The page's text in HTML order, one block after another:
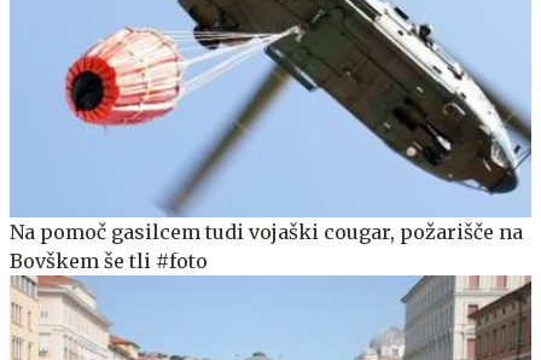
Na pomoč gasilcem tudi vojaški cougar, požarišče na
Bovškem še tli #foto